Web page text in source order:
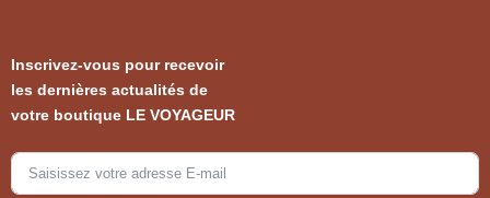
Inscrivez-vous pour recevoir
les dernières actualités de
votre boutique LE VOYAGEUR